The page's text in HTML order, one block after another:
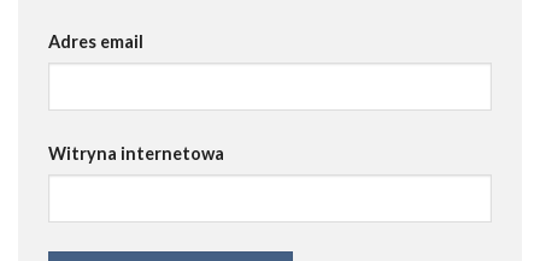
Adres email
Witryna internetowa